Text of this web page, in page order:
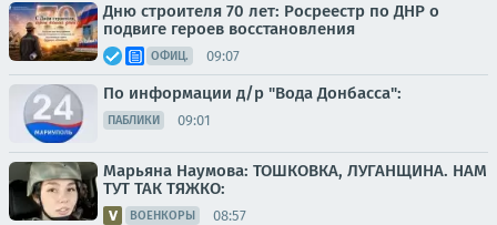
Дню строителя 70 лет: Росреестр по ДНР о
подвиге героев восстановления
ОФИЦ. 09:07
По информации д/р "Вода Донбасса":
ПАБЛИКИ 09:01
Марьяна Наумова: ТОШКОВКА, ЛУГАНЩИНА. НАМ
ТУТ ТАК ТЯЖКО:
ВОЕНКОРЫ 08:57